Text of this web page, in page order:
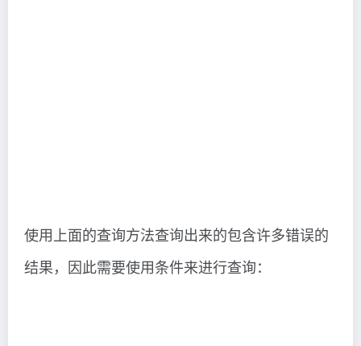
使用上面的查询方法查询出来的包含许多错误的
结果，因此需要使用条件来进行查询：